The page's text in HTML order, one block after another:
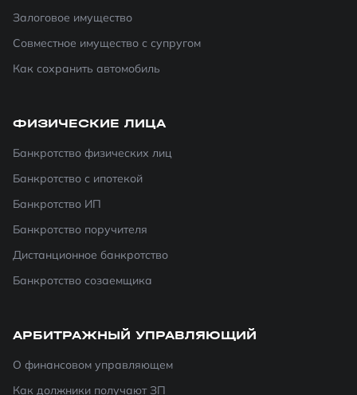
Залоговое имущество
Совместное имущество с супругом
Как сохранить автомобиль
ФИЗИЧЕСКИЕ ЛИЦА
Банкротство физических лиц
Банкротство с ипотекой
Банкротство ИП
Банкротство поручителя
Дистанционное банкротство
Банкротство созаемщика
АРБИТРАЖНЫЙ УПРАВЛЯЮЩИЙ
О финансовом управляющем
Как должники получают ЗП